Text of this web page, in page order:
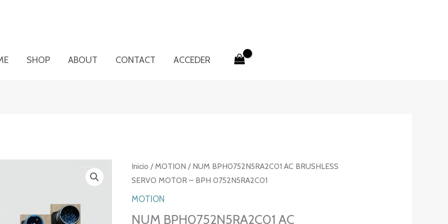
SHOP ABOUT CONTACT ACCEDER
Inicio / MOTION / NUM BPH0752N5RA2C01 AC BRUSHLESS
SERVO MOTOR – BPH 0752N5RA2C01
MOTION
NUM BPH0752N5RA2C01 AC